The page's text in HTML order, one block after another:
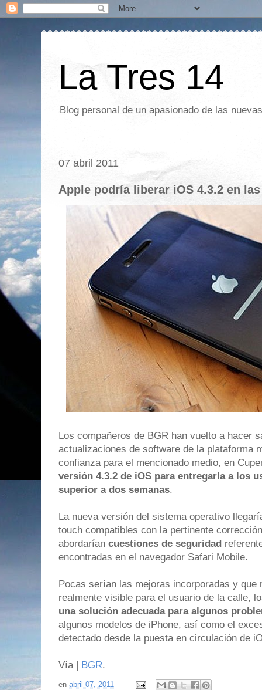
La Tres 14
Blog personal de un apasionado de las
07 abril 2011
Apple podría liberar iOS 4.3.2 en
Los compañeros de BGR han vuelto a hacer
actualizaciones de software de la plataforma
confianza para el mencionado medio, en
versión 4.3.2 de iOS para entregarla a los
superior a dos semanas.
La nueva versión del sistema operativo
touch compatibles con la pertinente
abordarían cuestiones de seguridad
encontradas en el navegador Safari Mobile.
Pocas serían las mejoras incorporadas y que
realmente visible para el usuario de la calle,
una solución adecuada para algunos
algunos modelos de iPhone, así como el
detectado desde la puesta en circulación de
Vía | BGR.
en abril 07, 2011